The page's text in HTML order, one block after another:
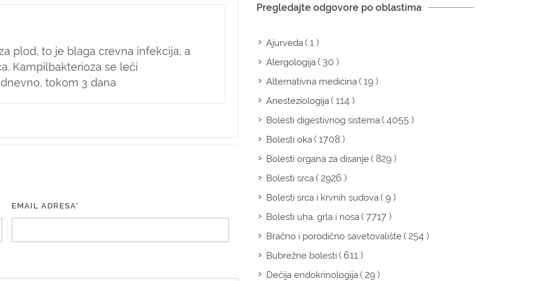
to je blaga crevna infekcija, a
Kampilbakterioza se leči
tokom 3 dana
EMAIL ADRESA*
Pregledajte odgovore po oblastima
Ajurveda( 1 )
Alergologija( 30 )
Alternativna medicina( 19 )
Anesteziologija( 114 )
Bolesti digestivnog sistema( 4055 )
Bolesti oka( 1708 )
Bolesti organa za disanje( 829 )
Bolesti srca( 2926 )
Bolesti srca i krvnih sudova( 9 )
Bolesti uha, grla i nosa( 7717 )
Bračno i porodično savetovalište( 254 )
Bubrežne bolesti( 611 )
Dečija endokrinologija( 29 )